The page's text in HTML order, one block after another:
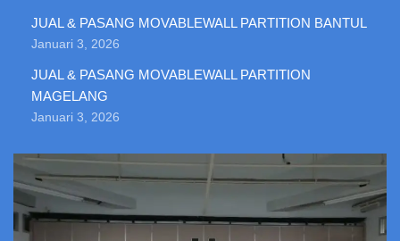
JUAL & PASANG MOVABLEWALL PARTITION BANTUL
Januari 3, 2026
JUAL & PASANG MOVABLEWALL PARTITION
MAGELANG
Januari 3, 2026